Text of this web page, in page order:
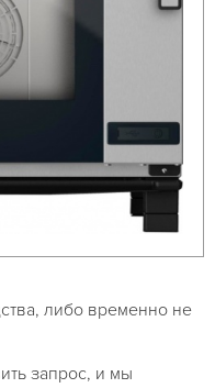
либо временно не
запрос, и мы